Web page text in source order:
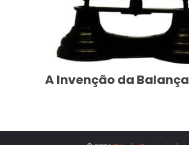
A Invenção da Balança